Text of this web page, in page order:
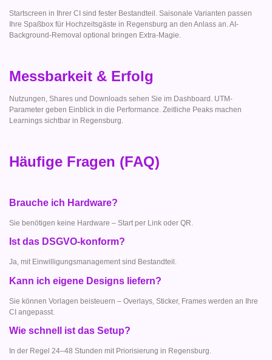
Startscreen in Ihrer CI sind fester Bestandteil. Saisonale Varianten passen
Ihre Spaßbox für Hochzeitsgäste in Regensburg an den Anlass an. AI-
Background-Removal optional bringen Extra-Magie.
Messbarkeit & Erfolg
Nutzungen, Shares und Downloads sehen Sie im Dashboard. UTM-
Parameter geben Einblick in die Performance. Zeitliche Peaks machen
Learnings sichtbar in Regensburg.
Häufige Fragen (FAQ)
Brauche ich Hardware?
Sie benötigen keine Hardware – Start per Link oder QR.
Ist das DSGVO-konform?
Ja, mit Einwilligungsmanagement sind Bestandteil.
Kann ich eigene Designs liefern?
Sie können Vorlagen beisteuern – Overlays, Sticker, Frames werden an Ihre
CI angepasst.
Wie schnell ist das Setup?
In der Regel 24–48 Stunden mit Priorisierung in Regensburg.